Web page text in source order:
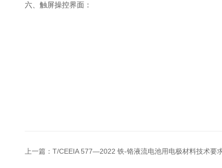
六、触屏操控界面：
上一篇： T/CEEIA 577—2022 铁-铬液流电池用电极材料技术要